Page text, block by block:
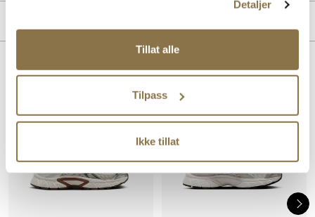
Detaljer
Tillat alle
Tilpass
Ikke tillat
Lignende produkter